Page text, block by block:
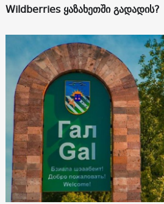
Wildberries ყაზახეთში გადადის?